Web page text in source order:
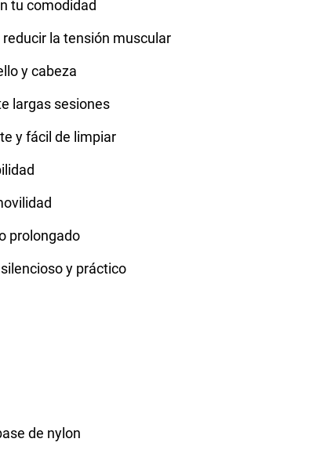
tu comodidad
la tensión muscular
y cabeza
largas sesiones
y fácil de limpiar
prolongado
y práctico
de nylon